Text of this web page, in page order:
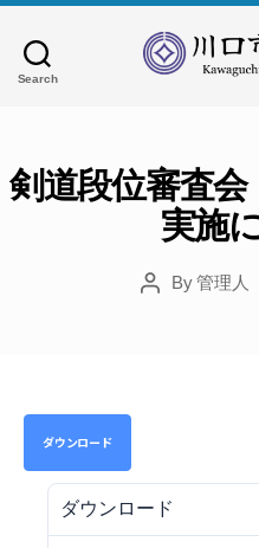
Search
剣道段位審査
実施
PostBy管理人
ダウンロード
ダウンロード